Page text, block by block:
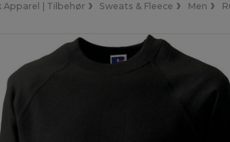
Apparel | Tilbehør Sweats & Fleece Men